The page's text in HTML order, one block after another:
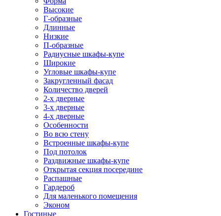
Высокие
Г-образные
Длинные
Низкие
П-образные
Радиусные шкафы-купе
Широкие
Угловые шкафы-купе
Закругленный фасад
Количество дверей
2-х дверные
3-х дверные
4-х дверные
Особенности
Во всю стену
Встроенные шкафы-купе
Под потолок
Раздвижные шкафы-купе
Открытая секция посередине
Распашные
Гардероб
Для маленького помещения
Эконом
Гостиные